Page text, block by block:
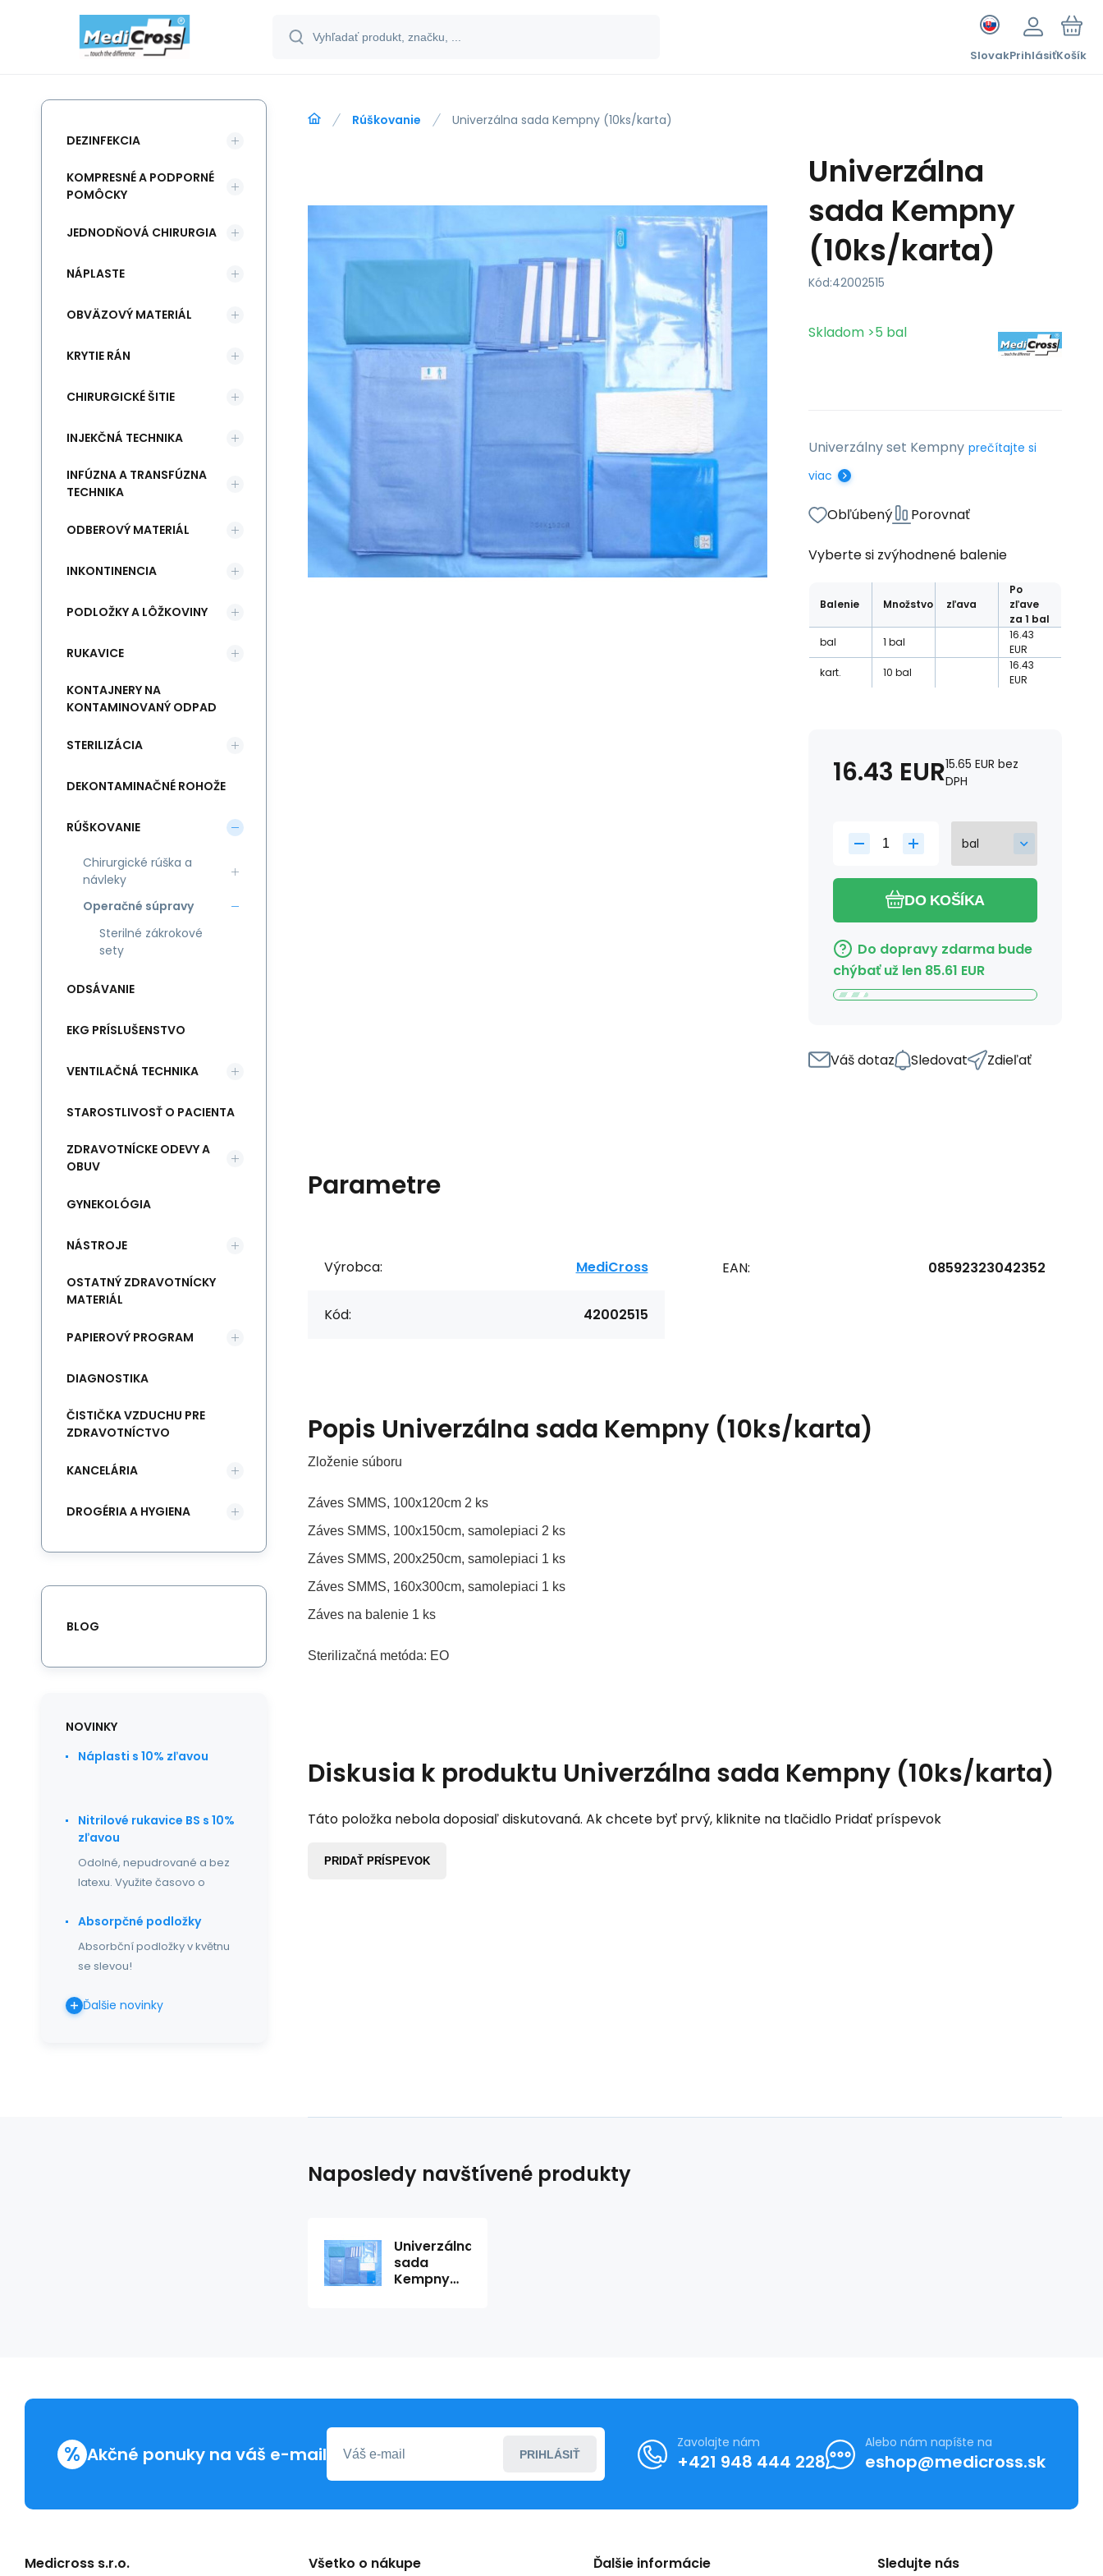
SlovakPrihlásiťKošík
Rúškovanie Univerzálna sada Kempny (10ks/karta)
Univerzálna
sada Kempny
(10ks/karta)
Kód:42002515
Skladom >5 bal
Univerzálny set Kempny prečítajte si
viac
Obľúbený Porovnať
Vyberte si zvýhodnené balenie
Balenie Množstvo zľava
Po
zľave
za 1 bal
bal
1 bal
16.43
EUR
kart.
10 bal
16.43
EUR
16.43 EUR15.65 EUR bez
DPH
DO KOŠÍKA
Do dopravy zdarma bude
chýbať už len 85.61 EUR
Váš dotaz Sledovat Zdieľať
Parametre
Výrobca: MediCross
Kód: 42002515
EAN: 08592323042352
Popis Univerzálna sada Kempny (10ks/karta)
Zloženie súboru
Záves SMMS, 100x120cm 2 ks
Záves SMMS, 100x150cm, samolepiaci 2 ks
Záves SMMS, 200x250cm, samolepiaci 1 ks
Záves SMMS, 160x300cm, samolepiaci 1 ks
Záves na balenie 1 ks
Sterilizačná metóda: EO
Diskusia k produktu Univerzálna sada Kempny (10ks/karta)
Táto položka nebola doposiaľ diskutovaná. Ak chcete byť prvý, kliknite na tlačidlo Pridať príspevok
PRIDAŤ PRÍSPEVOK
DEZINFEKCIA
KOMPRESNÉ A PODPORNÉ
POMÔCKY
JEDNODŇOVÁ CHIRURGIA
NÁPLASTE
OBVÄZOVÝ MATERIÁL
KRYTIE RÁN
CHIRURGICKÉ ŠITIE
INJEKČNÁ TECHNIKA
INFÚZNA A TRANSFÚZNA
TECHNIKA
ODBEROVÝ MATERIÁL
INKONTINENCIA
PODLOŽKY A LÔŽKOVINY
RUKAVICE
KONTAJNERY NA
KONTAMINOVANÝ ODPAD
STERILIZÁCIA
DEKONTAMINAČNÉ ROHOŽE
RÚŠKOVANIE
Chirurgické rúška a
návleky
Operačné súpravy
Sterilné zákrokové
sety
ODSÁVANIE
EKG PRÍSLUŠENSTVO
VENTILAČNÁ TECHNIKA
STAROSTLIVOSŤ O PACIENTA
ZDRAVOTNÍCKE ODEVY A
OBUV
GYNEKOLÓGIA
NÁSTROJE
OSTATNÝ ZDRAVOTNÍCKY
MATERIÁL
PAPIEROVÝ PROGRAM
DIAGNOSTIKA
ČISTIČKA VZDUCHU PRE
ZDRAVOTNÍCTVO
KANCELÁRIA
DROGÉRIA A HYGIENA
BLOG
NOVINKY
Náplasti s 10% zľavou
Nitrilové rukavice BS s 10%
zľavou
Odolné, nepudrované a bez
latexu. Využite časovo o
Absorpčné podložky
Absorbční podložky v květnu
se slevou!
Ďalšie novinky
Naposledy navštívené produkty
Univerzálna
sada
Kempny
% Akčné ponuky na váš e-mail PRIHLÁSIŤ
Zavolajte nám
+421 948 444 228
Alebo nám napíšte na
eshop@medicross.sk
Medicross s.r.o. Všetko o nákupe Ďalšie informácie Sledujte nás